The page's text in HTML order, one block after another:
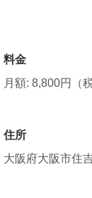
料金
月額: 8,800円（
住所
大阪府大阪市住